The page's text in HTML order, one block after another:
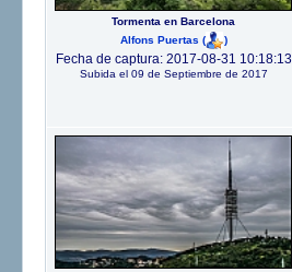
Tormenta en Barcelona
Alfons Puertas ( )
Fecha de captura: 2017-08-31 10:18:13
Subida el 09 de Septiembre de 2017